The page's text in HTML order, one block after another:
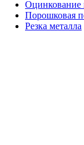
Оцинкование
Порошковая
Резка металла